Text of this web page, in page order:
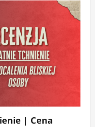
| Cena